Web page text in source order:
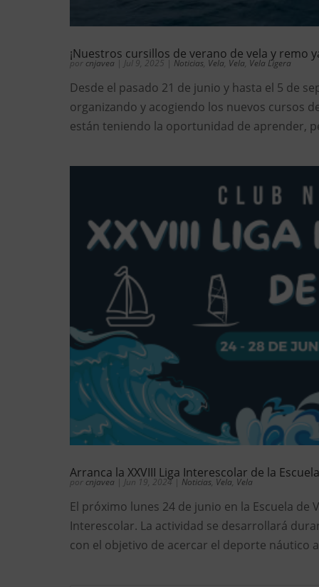
¡Nuestros cursillos de verano de vela y remo
por cnjavea | Jul 9, 2025 | Noticias Vela Vela Vela Ligera
Desde el pasado 21 de junio y hasta el 5 de
organizando y acogiendo los nuevos cursos
están teniendo la oportunidad de aprender,
Arranca la XXVIII Liga Interescolar de la
por cnjavea | Jun 19, 2024| Noticias Vela Vela
El próximo lunes 24 de junio en la Escuela de
Interescolar. La actividad se desarrollará
con el objetivo de acercar el deporte náutico